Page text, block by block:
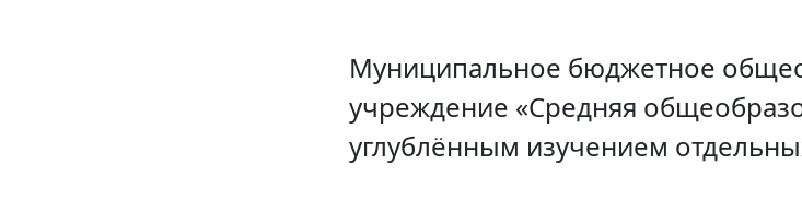
Муниципальное бюджетное
учреждение «Средняя
углублённым изучением